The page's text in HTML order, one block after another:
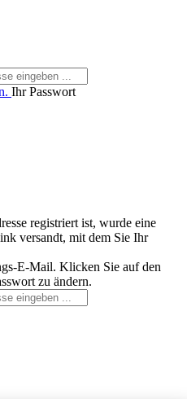
Ihr Passwort
registriert ist, wurde eine
versandt, mit dem Sie Ihr
E-Mail. Klicken Sie auf den
zu ändern.